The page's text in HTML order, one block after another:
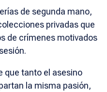
de segunda mano,
privadas que
de crímenes motivados
que tanto el asesino
la misma pasión,